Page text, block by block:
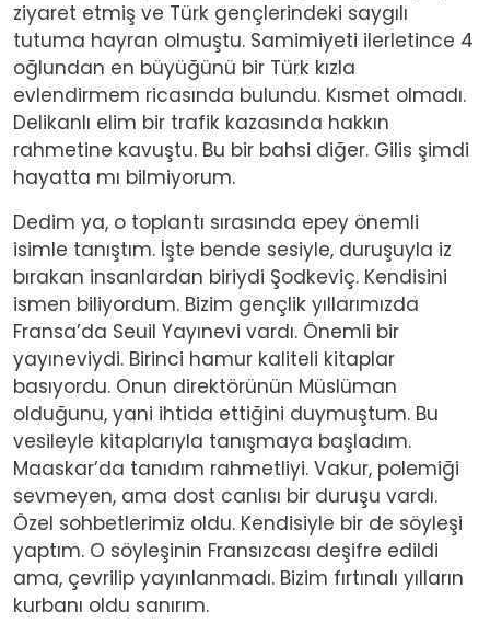
ziyaret etmiş ve Türk gençlerindeki saygılı
tutuma hayran olmuştu. Samimiyeti ilerletince 4
oğlundan en büyüğünü bir Türk kızla
evlendirmem ricasında bulundu. Kısmet olmadı.
Delikanlı elim bir trafik kazasında hakkın
rahmetine kavuştu. Bu bir bahsi diğer. Gilis şimdi
hayatta mı bilmiyorum.
Dedim ya, o toplantı sırasında epey önemli
isimle tanıştım. İşte bende sesiyle, duruşuyla iz
bırakan insanlardan biriydi Şodkeviç. Kendisini
ismen biliyordum. Bizim gençlik yıllarımızda
Fransa’da Seuil Yayınevi vardı. Önemli bir
yayıneviydi. Birinci hamur kaliteli kitaplar
basıyordu. Onun direktörünün Müslüman
olduğunu, yani ihtida ettiğini duymuştum. Bu
vesileyle kitaplarıyla tanışmaya başladım.
Maaskar’da tanıdım rahmetliyi. Vakur, polemiği
sevmeyen, ama dost canlısı bir duruşu vardı.
Özel sohbetlerimiz oldu. Kendisiyle bir de söyleşi
yaptım. O söyleşinin Fransızcası deşifre edildi
ama, çevrilip yayınlanmadı. Bizim fırtınalı yılların
kurbanı oldu sanırım.